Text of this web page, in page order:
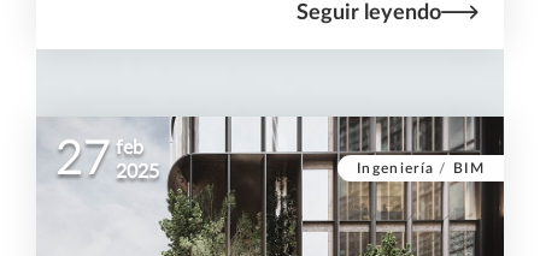
Seguir leyendo
Ingeniería / BIM
27 feb
2025